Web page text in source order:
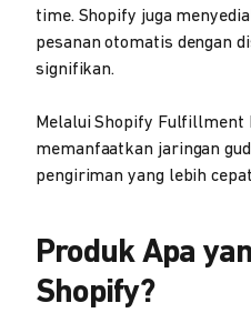
time. Shopify juga
pesanan otomatis dengan
signifikan.
Melalui Shopify Fulfillment
memanfaatkan jaringan
pengiriman yang lebih
Produk Apa
Shopify?